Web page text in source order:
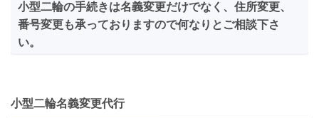
小型二輪の手続きは名義変更だけでなく、住所変更、
番号変更も承っておりますので何なりとご相談下さ
い。
小型二輪名義変更代行